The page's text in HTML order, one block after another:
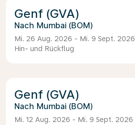
Genf (GVA)
Mumbai (BOM)
Mi. 26 Aug. 2026 - Mi. 9 Sept. 2026
Hin- und Rückflug
Genf (GVA)
Mumbai (BOM)
Mi. 12 Aug. 2026 - Mi. 9 Sept. 2026